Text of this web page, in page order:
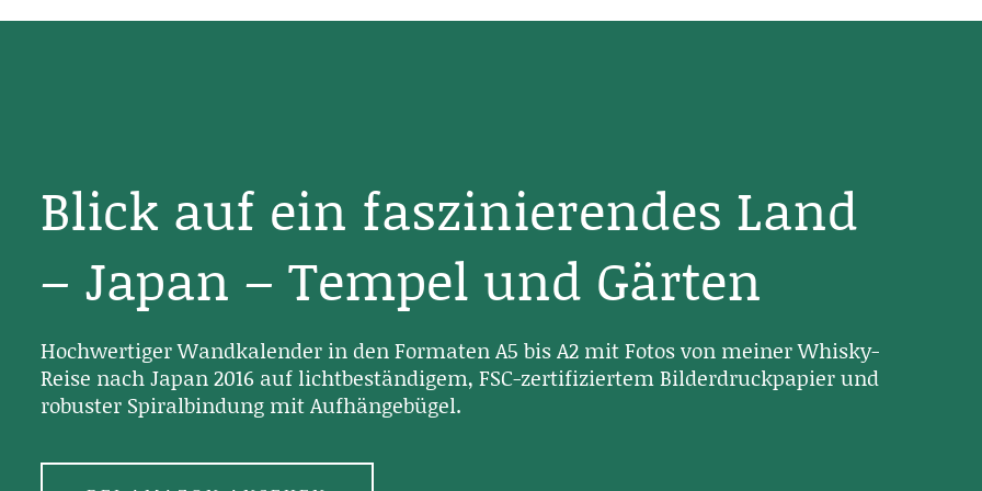
Blick auf ein faszinierendes Land
– Japan – Tempel und Gärten
Hochwertiger Wandkalender in den Formaten A5 bis A2 mit Fotos von meiner Whisky-
Reise nach Japan 2016 auf lichtbeständigem, FSC-zertifiziertem Bilderdruckpapier und
robuster Spiralbindung mit Aufhängebügel.